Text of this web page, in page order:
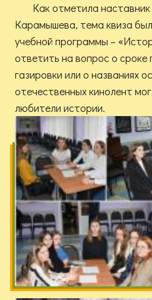
Как отметила
Карамышева, тема квиза
учебной программы –
ответить на вопрос о сроке
газировки или о названиях
отечественных кинолент
любители истории.